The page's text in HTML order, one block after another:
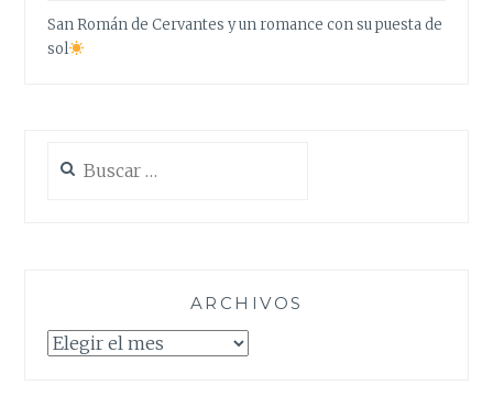
San Román de Cervantes y un romance con su puesta de
sol
ARCHIVOS
Archivos